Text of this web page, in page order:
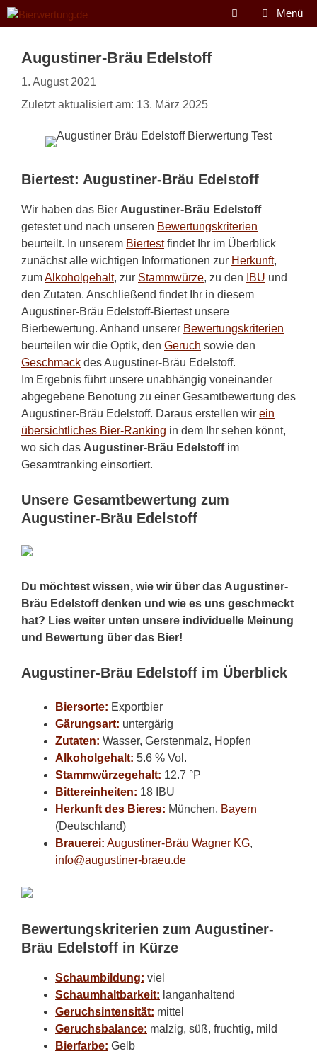
Zum
Inhalt
Menü
Augustiner-Bräu Edelstoff
1. August 2021
Zuletzt aktualisiert am: 13. März 2025
Biertest: Augustiner-Bräu Edelstoff
Wir haben das Bier Augustiner-Bräu Edelstoff
getestet und nach unseren Bewertungskriterien
beurteilt. In unserem Biertestfindet Ihr im Überblick
zunächst alle wichtigen Informationen zur Herkunft,
zumAlkoholgehalt, zur Stammwürze, zu den IBU und
den Zutaten. Anschließend findet Ihr in diesem
Augustiner-Bräu Edelstoff-Biertest unsere
Bierbewertung. Anhand unserer Bewertungskriterien
beurteilen wir die Optik, den Geruch sowie den
Geschmack des Augustiner-Bräu Edelstoff.
Im Ergebnis führt unsere unabhängig voneinander
abgegebene Benotung zu einer Gesamtbewertung des
Augustiner-Bräu Edelstoff. Daraus erstellen wir ein
übersichtliches Bier-Ranking in dem Ihr sehen könnt,
wo sich das Augustiner-Bräu Edelstoffim
Gesamtranking einsortiert.
Unsere Gesamtbewertung zum
Augustiner-Bräu Edelstoff
Du möchtest wissen, wie wir über das Augustiner-
Bräu Edelstoff denken und wie es uns geschmeckt
hat? Lies weiter unten unsere individuelle Meinung
und Bewertung über das Bier!
Augustiner-Bräu Edelstoff im Überblick
Biersorte: Exportbier
Gärungsart: untergärig
Zutaten: Wasser, Gerstenmalz, Hopfen
Alkoholgehalt: 5.6 % Vol.
Stammwürzegehalt: 12.7 °P
Bittereinheiten: 18 IBU
Herkunft des Bieres: München, Bayern
(Deutschland)
Brauerei: Augustiner-Bräu Wagner KG,
info@augustiner-braeu.de
Bewertungskriterien zum Augustiner-
Bräu Edelstoff in Kürze
Schaumbildung: viel
Schaumhaltbarkeit: langanhaltend
Geruchsintensität: mittel
Geruchsbalance: malzig, süß, fruchtig, mild
Bierfarbe: Gelb